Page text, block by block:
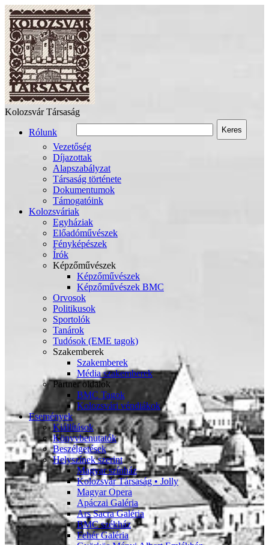
Kolozsvár Társaság
Keres
Rólunk
Vezetőség
Díjazottak
Alapszabályzat
Társaság története
Dokumentumok
Támogatóink
Kolozsváriak
Egyháziak
Előadóművészek
Fényképészek
Írók
Képzőművészek
Képzőművészek
Képzőművészek BMC
Orvosok
Politikusok
Sportolók
Tanárok
Tudósok (EME tagok)
Szakemberek
Szakemberek
Média szakemberek
Partner oldalok
BMC Tagok
Kolozsvári véndiákok
Események
Kiállítások
Könyvbenutatók
Beszélgetések
Helyszínek szerint
Magyar színház
Kolozsvár Társaság • Jolly
Magyar Opera
Apáczai Galéria
Ars Sacra Galéria
BMC székház
Fehér Galéria